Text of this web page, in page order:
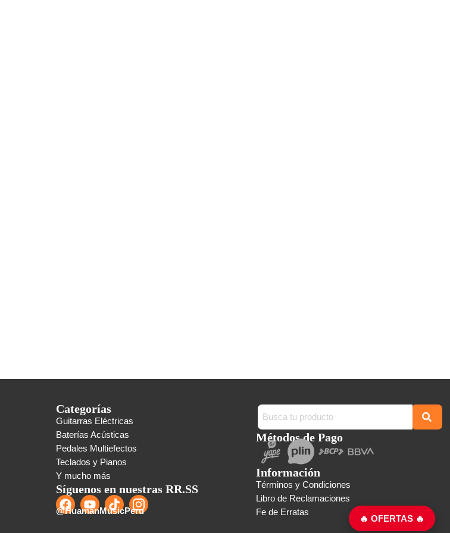
Categorías
Guitarras Eléctricas
Baterías Acústicas
Pedales Multiefectos
Teclados y Pianos
Y mucho más
Síguenos en nuestras RR.SS
@HuamanMusicPeru
Métodos de Pago
Información
Términos y Condiciones
Libro de Reclamaciones
Fe de Erratas
🔥 OFERTAS 🔥